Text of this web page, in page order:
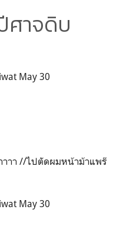
ศาจดิบ
May 30
าาา //ไปตัดผมหน้าม้าแพร๊
May 30